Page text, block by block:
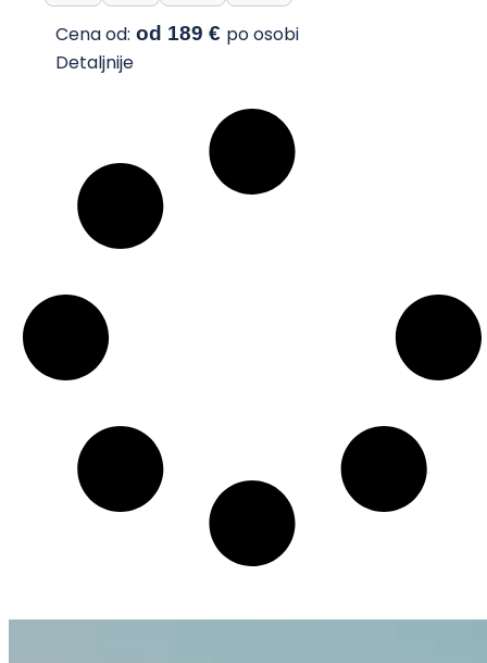
Cena od: od 189 € po osobi
Detaljnije